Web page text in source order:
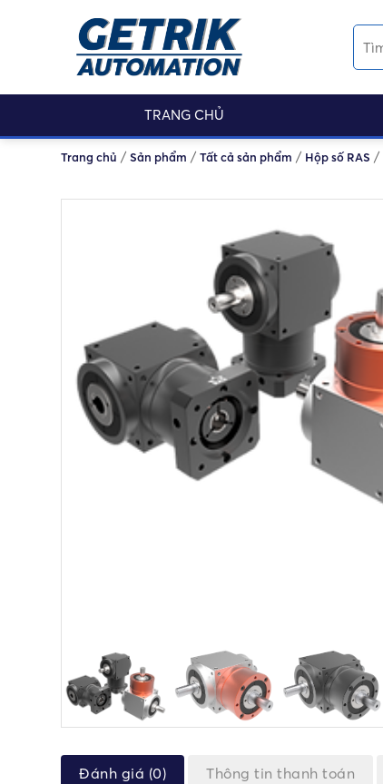
TRANG CHỦ
Trang chủ / Sản phẩm / Tất cả sản phẩm / Hộp số RAS /
Đánh giá (0) Thông tin thanh toán